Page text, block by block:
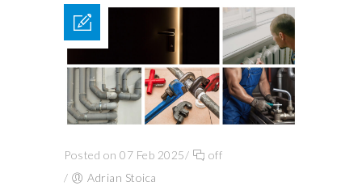
Posted on 07 Feb 2025/
off
/
Adrian Stoica